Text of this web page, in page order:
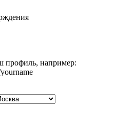
профиль, например: